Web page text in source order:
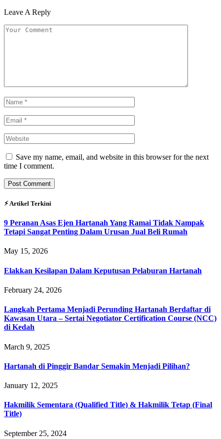
Leave A Reply
Save my name, email, and website in this browser for the next
time I comment.
⚡︎ Artikel Terkini
9 Peranan Asas Ejen Hartanah Yang Ramai Tidak Nampak
Tetapi Sangat Penting Dalam Urusan Jual Beli Rumah
May 15, 2026
Elakkan Kesilapan Dalam Keputusan Pelaburan Hartanah
February 24, 2026
Langkah Pertama Menjadi Perunding Hartanah Berdaftar di
Kawasan Utara – Sertai Negotiator Certification Course (NCC)
di Kedah
March 9, 2025
Hartanah di Pinggir Bandar Semakin Menjadi Pilihan?
January 12, 2025
Hakmilik Sementara (Qualified Title) & Hakmilik Tetap (Final
Title)
September 25, 2024